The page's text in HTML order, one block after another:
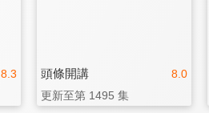
8.3 8.0
頭條開講
更新至第 1495 集